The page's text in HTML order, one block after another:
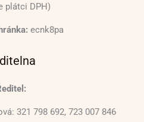
plátci DPH)
ecnk8pa
321 798 692, 723 007 846